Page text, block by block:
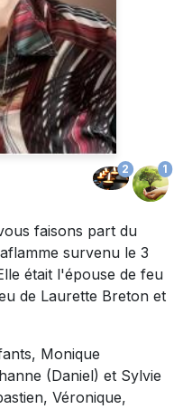
2 1
faisons part du
survenu le 3
était l'épouse de feu
de Laurette Breton et
Monique
(Daniel) et Sylvie
Véronique,